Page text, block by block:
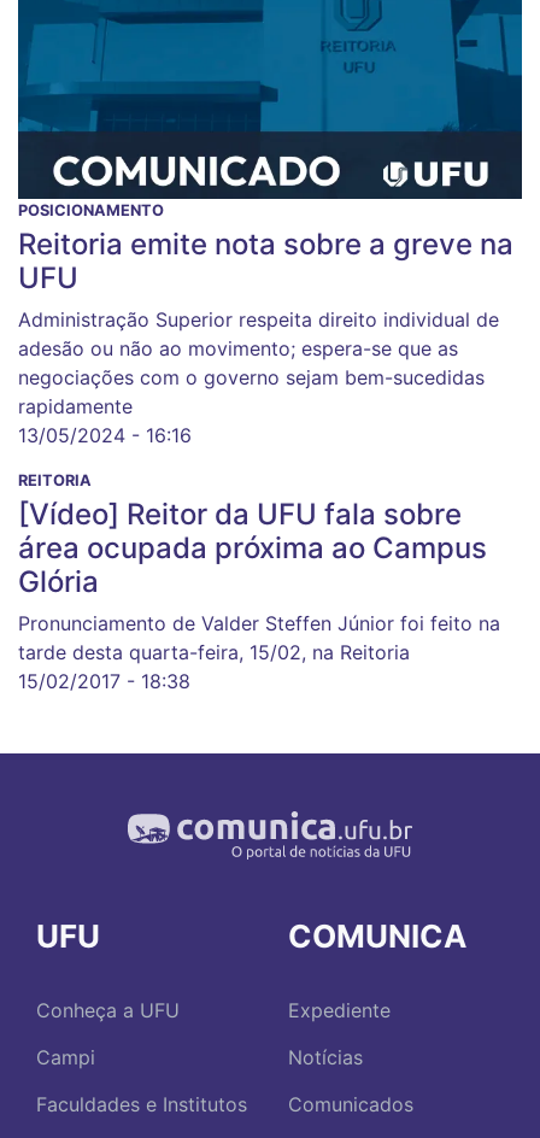
POSICIONAMENTO
Reitoria emite nota sobre a greve na
UFU
Administração Superior respeita direito individual de
adesão ou não ao movimento; espera-se que as
negociações com o governo sejam bem-sucedidas
rapidamente
13/05/2024 - 16:16
REITORIA
[Vídeo] Reitor da UFU fala sobre
área ocupada próxima ao Campus
Glória
Pronunciamento de Valder Steffen Júnior foi feito na
tarde desta quarta-feira, 15/02, na Reitoria
15/02/2017 - 18:38
UFU
Conheça a UFU
Campi
Faculdades e Institutos
COMUNICA
Expediente
Notícias
Comunicados